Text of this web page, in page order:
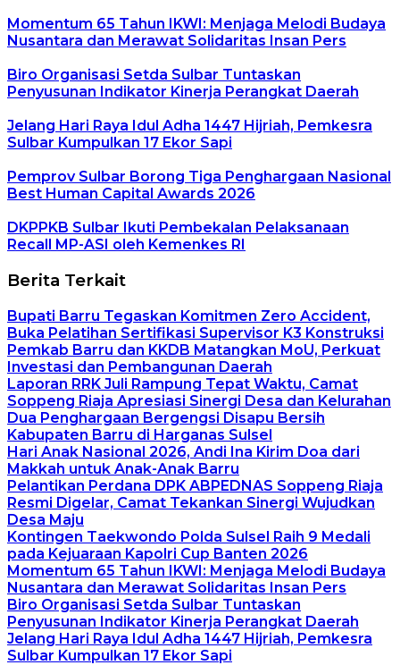
Momentum 65 Tahun IKWI: Menjaga Melodi Budaya
Nusantara dan Merawat Solidaritas Insan Pers
Biro Organisasi Setda Sulbar Tuntaskan
Penyusunan Indikator Kinerja Perangkat Daerah
Jelang Hari Raya Idul Adha 1447 Hijriah, Pemkesra
Sulbar Kumpulkan 17 Ekor Sapi
Pemprov Sulbar Borong Tiga Penghargaan Nasional
Best Human Capital Awards 2026
DKPPKB Sulbar Ikuti Pembekalan Pelaksanaan
Recall MP-ASI oleh Kemenkes RI
Berita Terkait
Bupati Barru Tegaskan Komitmen Zero Accident,
Buka Pelatihan Sertifikasi Supervisor K3 Konstruksi
Pemkab Barru dan KKDB Matangkan MoU, Perkuat
Investasi dan Pembangunan Daerah
Laporan RRK Juli Rampung Tepat Waktu, Camat
Soppeng Riaja Apresiasi Sinergi Desa dan Kelurahan
Dua Penghargaan Bergengsi Disapu Bersih
Kabupaten Barru di Harganas Sulsel
Hari Anak Nasional 2026, Andi Ina Kirim Doa dari
Makkah untuk Anak-Anak Barru
Pelantikan Perdana DPK ABPEDNAS Soppeng Riaja
Resmi Digelar, Camat Tekankan Sinergi Wujudkan
Desa Maju
Kontingen Taekwondo Polda Sulsel Raih 9 Medali
pada Kejuaraan Kapolri Cup Banten 2026
Momentum 65 Tahun IKWI: Menjaga Melodi Budaya
Nusantara dan Merawat Solidaritas Insan Pers
Biro Organisasi Setda Sulbar Tuntaskan
Penyusunan Indikator Kinerja Perangkat Daerah
Jelang Hari Raya Idul Adha 1447 Hijriah, Pemkesra
Sulbar Kumpulkan 17 Ekor Sapi